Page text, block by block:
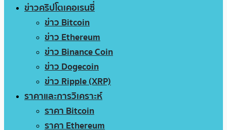
ข่าวคริปโตเคอเรนซี่
ข่าว Bitcoin
ข่าว Ethereum
ข่าว Binance Coin
ข่าว Dogecoin
ข่าว Ripple (XRP)
ราคาและการวิเคราะห์
ราคา Bitcoin
ราคา Ethereum